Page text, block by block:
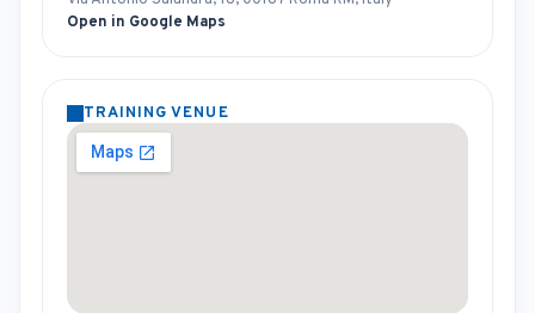
Open in Google Maps
TRAINING VENUE